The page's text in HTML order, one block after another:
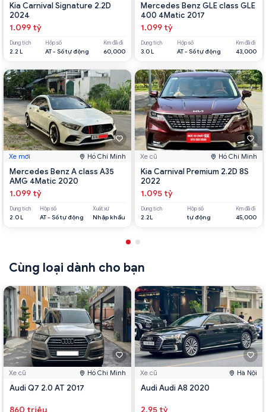
Kia Carnival Signature 2.2D
2024
1.099 tỷ
Dung tích
2.2 L
Hộp số
AT - Số tự động
Km đã đi
60,000
Xe mới Hồ Chí Minh
Mercedes Benz A class A35
AMG 4Matic 2020
1.099 tỷ
Dung tích
2.0 L
Hộp số
AT - Số tự động
Xuất xứ
Nhập khẩu
Mercedes Benz GLE class GLE
400 4Matic 2017
1.099 tỷ
Dung tích
3.0 L
Hộp số
AT - Số tự động
Km đã đi
43,000
Xe cũ Hồ Chí Minh
Kia Carnival Premium 2.2D 8S
2022
1.095 tỷ
Dung tích
2.2L
Hộp số
tự động
Km đã đi
45,000
Cùng loại dành cho bạn
Xe cũ Hồ Chí Minh
Audi Q7 2.0 AT 2017
Xe cũ Hà Nội
Audi Audi A8 2020